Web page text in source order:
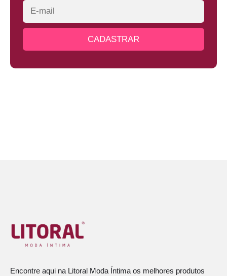
Encontre aqui na Litoral Moda Íntima os melhores produtos